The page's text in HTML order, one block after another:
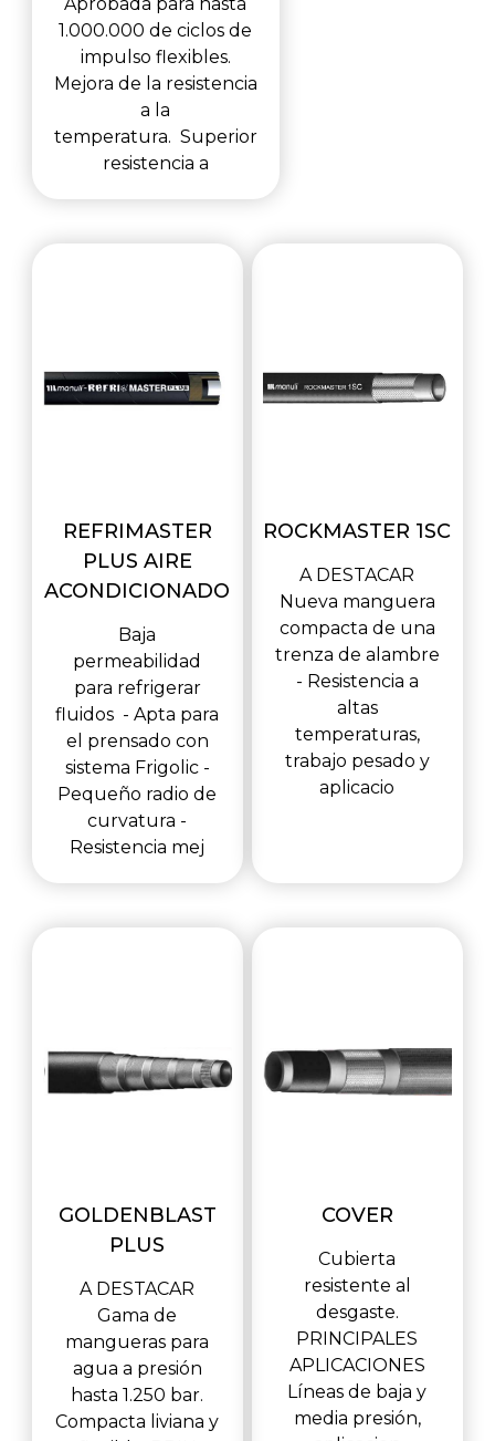
1.000.000 de ciclos de
impulso flexibles.
Mejora de la resistencia
a la
temperatura. Superior
resistencia a
REFRIMASTER
PLUS AIRE
ACONDICIONADO
Baja
permeabilidad
para refrigerar
fluidos - Apta para
el prensado con
sistema Frigolic -
Pequeño radio de
curvatura -
Resistencia mej
ROCKMASTER 1SC
A DESTACAR
Nueva manguera
compacta de una
trenza de alambre
- Resistencia a
altas
temperaturas,
trabajo pesado y
aplicacio
GOLDENBLAST
PLUS
A DESTACAR
Gama de
mangueras para
agua a presión
hasta 1.250 bar.
Compacta liviana y
COVER
Cubierta
resistente al
desgaste.
PRINCIPALES
APLICACIONES
Líneas de baja y
media presión,